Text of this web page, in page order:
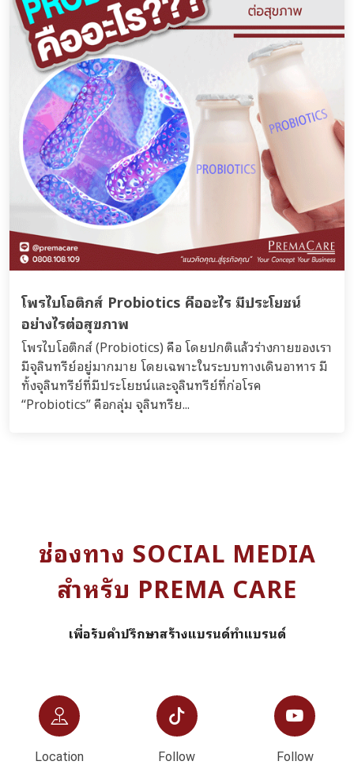
โพรไบโอติกส์ Probiotics คืออะไร มีประโยชน์
อย่างไรต่อสุขภาพ
โพรไบโอติกส์ (Probiotics) คือ โดยปกติแล้วร่างกายของเรา
มีจุลินทรีย์อยู่มากมาย โดยเฉพาะในระบบทางเดินอาหาร มี
ทั้งจุลินทรีย์ที่มีประโยชน์และจุลินทรีย์ที่ก่อโรค
“Probiotics” คือกลุ่ม จุลินทรีย...
ช่องทาง SOCIAL MEDIA
สำหรับ PREMA CARE
เพื่อรับคำปรึกษาสร้างแบรนด์ทำแบรนด์
Location
Follow
Follow